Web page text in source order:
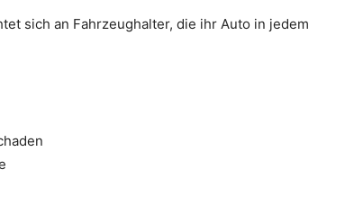
sich an Fahrzeughalter, die ihr Auto in jedem